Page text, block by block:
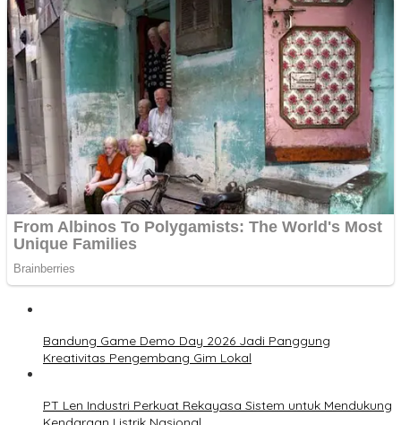
Bandung Game Demo Day 2026 Jadi Panggung
Kreativitas Pengembang Gim Lokal
PT Len Industri Perkuat Rekayasa Sistem untuk Mendukung